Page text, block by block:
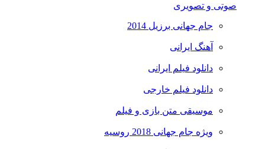
صوتی و تصویری
جام جهانی برزیل 2014
آهنگ ایرانی
دانلود فیلم ایرانی
دانلود فیلم خارجی
موسیقی متن بازی و فیلم
ویژه جام جهانی 2018 روسیه